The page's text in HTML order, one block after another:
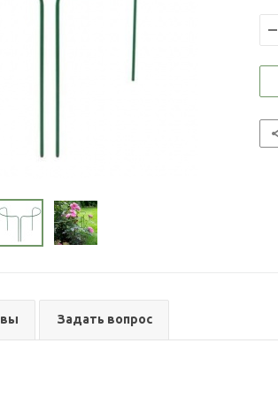
Задать вопрос